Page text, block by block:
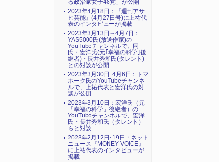
る政治家女子48党」が公開
2023年4月18日：『週刊アサ
ヒ芸能』(4月27日号)に上祐代
表のインタビューが掲載
2023年3月13日～4月7日：
YAS5000氏(放送作家)の
YouTubeチャンネルで、同
氏・宏洋氏(元｢幸福の科学｣後
継者)・長井秀和氏(タレント)
との対談が公開
2023年3月30日･4月6日：トマ
ホーク氏のYouTubeチャンネ
ルで、上祐代表と宏洋氏の対
談が公開
2023年3月10日：宏洋氏（元
「幸福の科学」後継者）の
YouTubeチャンネルで、宏洋
氏・長井秀和氏（タレント）
らと対談
2023年2月12日･19日：ネット
ニュース『MONEY VOICE』
に上祐代表のインタビューが
掲載